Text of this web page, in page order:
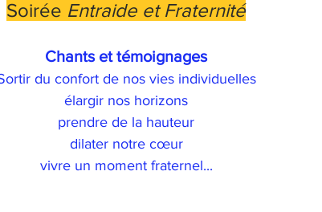
Soirée Entraide et Fraternité
Chants et témoignages
du confort de nos vies individuelles
élargir nos horizons
prendre de la hauteur
dilater notre cœur
vivre un moment fraternel...